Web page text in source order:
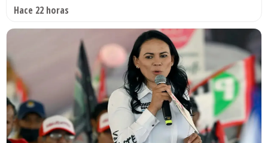
Hace 22 horas